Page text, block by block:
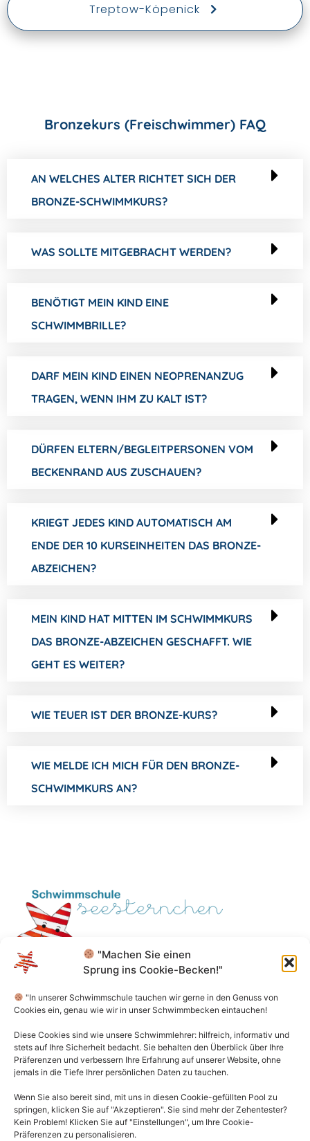
"Machen Sie einen
Sprung ins Cookie-Becken!"
"In unserer Schwimmschule tauchen wir gerne in den Genuss von
Cookies ein, genau wie wir in unser Schwimmbecken eintauchen!
Diese Cookies sind wie unsere Schwimmlehrer: hilfreich, informativ und
stets auf Ihre Sicherheit bedacht. Sie behalten den Überblick über Ihre
Präferenzen und verbessern Ihre Erfahrung auf unserer Website, ohne
jemals in die Tiefe Ihrer persönlichen Daten zu tauchen.
Wenn Sie also bereit sind, mit uns in diesen Cookie-gefüllten Pool zu
springen, klicken Sie auf "Akzeptieren". Sie sind mehr der Zehentester?
Kein Problem! Klicken Sie auf "Einstellungen", um Ihre Cookie-
Präferenzen zu personalisieren.
Treptow-Köpenick
Bronzekurs (Freischwimmer) FAQ
AN WELCHES ALTER RICHTET SICH DER
BRONZE-SCHWIMMKURS?
WAS SOLLTE MITGEBRACHT WERDEN?
BENÖTIGT MEIN KIND EINE
SCHWIMMBRILLE?
DARF MEIN KIND EINEN NEOPRENANZUG
TRAGEN, WENN IHM ZU KALT IST?
DÜRFEN ELTERN/BEGLEITPERSONEN VOM
BECKENRAND AUS ZUSCHAUEN?
KRIEGT JEDES KIND AUTOMATISCH AM
ENDE DER 10 KURSEINHEITEN DAS BRONZE-
ABZEICHEN?
MEIN KIND HAT MITTEN IM SCHWIMMKURS
DAS BRONZE-ABZEICHEN GESCHAFFT. WIE
GEHT ES WEITER?
WIE TEUER IST DER BRONZE-KURS?
WIE MELDE ICH MICH FÜR DEN BRONZE-
SCHWIMMKURS AN?
Kontakt
Mo - Do 10.00 - 14.30 Uhr
030 - 4987 4009
info@schwimmschuleseesternchen.de
Impressum